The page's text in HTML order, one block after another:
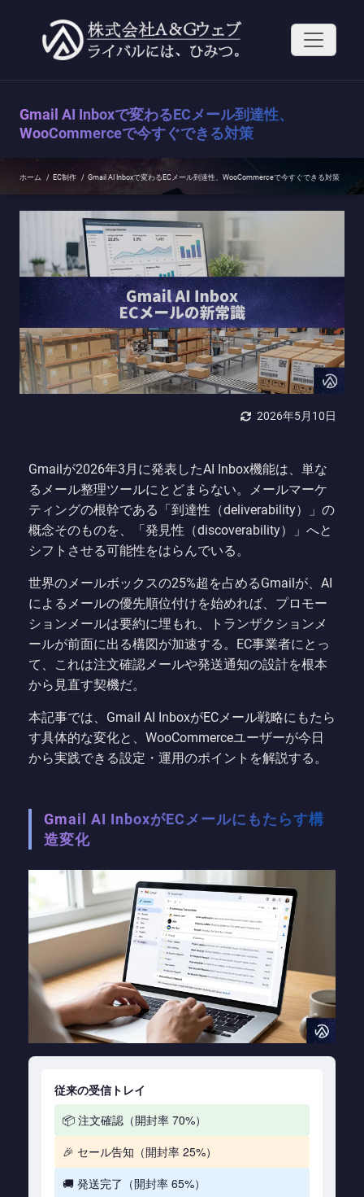
へ
Gmail AI Inboxで変わるECメール到達性、
WooCommerceで今すぐできる対策
ホーム / EC制作 / Gmail AI Inboxで変わるECメール到達性、WooCommerceで今すぐできる対策
2026年5月10日
Gmailが2026年3月に発表したAI Inbox機能は、単な
るメール整理ツールにとどまらない。メールマーケ
ティングの根幹である「到達性（deliverability）」の
概念そのものを、「発見性（discoverability）」へと
シフトさせる可能性をはらんでいる。
世界のメールボックスの25%超を占めるGmailが、AI
によるメールの優先順位付けを始めれば、プロモー
ションメールは要約に埋もれ、トランザクションメ
ールが前面に出る構図が加速する。EC事業者にとっ
て、これは注文確認メールや発送通知の設計を根本
から見直す契機だ。
本記事では、Gmail AI InboxがECメール戦略にもたら
す具体的な変化と、WooCommerceユーザーが今日
から実践できる設定・運用のポイントを解説する。
Gmail AI InboxがECメールにもたらす構
造変化
従来の受信トレイ
📦 注文確認（開封率 70%）
🎉 セール告知（開封率 25%）
🚚 発送完了（開封率 65%）